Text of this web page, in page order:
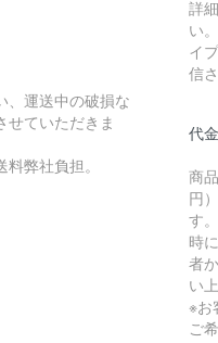
、運送中の破損な
せていただきま
弊社負担。
詳
い。
イ
信
代
商
円
す
時
者
い
※お
ご